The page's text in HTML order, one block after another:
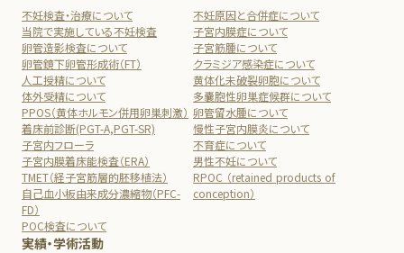
不妊検査・治療について
当院で実施している不妊検査
卵管造影検査について
卵管鏡下卵管形成術（FT）
人工授精について
体外受精について
PPOS（黄体ホルモン併用卵巣刺激）
着床前診断(PGT-A,PGT-SR)
子宮内フローラ
子宮内膜着床能検査（ERA）
TMET（経子宮筋層的胚移植法）
自己血小板由来成分濃縮物（PFC-
FD）
POC検査について
不妊原因と合併症について
子宮内膜症について
子宮筋腫について
クラミジア感染症について
黄体化未破裂卵胞について
多嚢胞性卵巣症候群について
卵管留水腫について
慢性子宮内膜炎について
不育症について
男性不妊について
RPOC （retained products of
conception）
実績・学術活動